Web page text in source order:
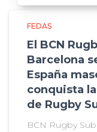
FEDAS
El BCN
Barcelona
España
conquista
de Rugby
BCN Rugby